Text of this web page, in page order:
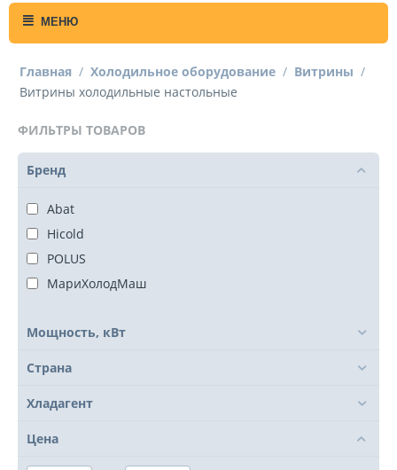
МЕНЮ
Главная / Холодильное оборудование / Витрины /
Витрины холодильные настольные
ФИЛЬТРЫ ТОВАРОВ
Бренд
Abat
Hicold
POLUS
МариХолодМаш
Мощность, кВт
Страна
Хладагент
Цена